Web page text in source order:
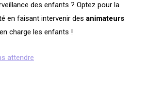
des enfants ? Optez pour la
en faisant intervenir des animateurs
charge les enfants !
attendre